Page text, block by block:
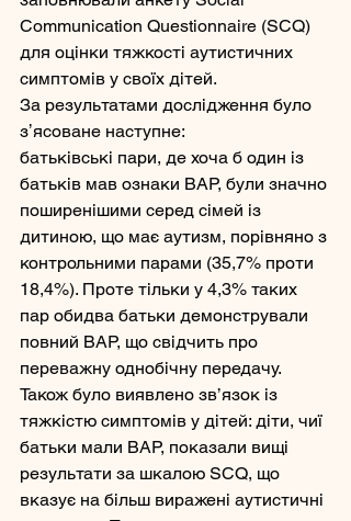
Communication Questionnaire (SCQ)
для оцінки тяжкості аутистичних
симптомів у своїх дітей.
За результатами дослідження було
зʼясоване наступне:
батьківські пари, де хоча б один із
батьків мав ознаки BAP, були значно
поширенішими серед сімей із
дитиною, що має аутизм, порівняно з
контрольними парами (35,7% проти
18,4%). Проте тільки у 4,3% таких
пар обидва батьки демонстрували
повний BAP, що свідчить про
переважну однобічну передачу.
Також було виявлено зв’язок із
тяжкістю симптомів у дітей: діти, чиї
батьки мали BAP, показали вищі
результати за шкалою SCQ, що
вказує на більш виражені аутистичні